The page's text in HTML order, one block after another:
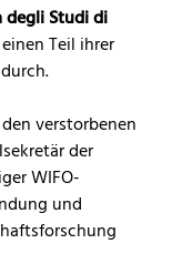
degli Studi di
Teil ihrer
verstorbenen
der
WIFO-
und